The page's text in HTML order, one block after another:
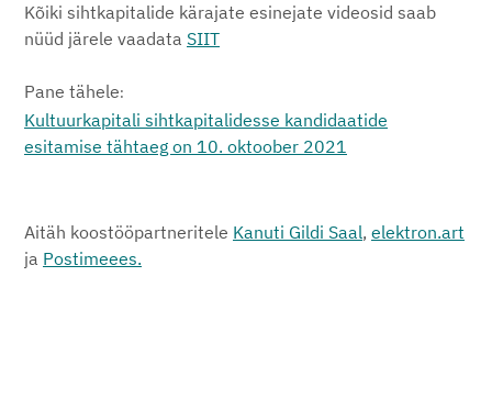
Kõiki sihtkapitalide kärajate esinejate videosid saab
nüüd järele vaadata SIIT
Pane tähele:
Kultuurkapitali sihtkapitalidesse kandidaatide
esitamise tähtaeg on 10. oktoober 2021
Aitäh koostööpartneritele Kanuti Gildi Saal, elektron.art
ja Postimeees.